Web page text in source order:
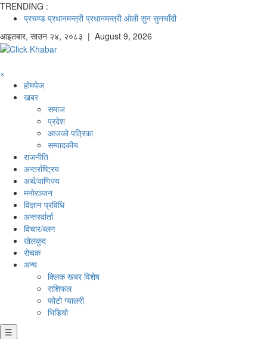
TRENDING :
प्रचण्ड प्रधानमन्त्री प्रधानमन्त्री ओली सुन सुनचाँदी
आइतबार, साउन २४, २०८३ | August 9, 2026
×
होमपेज
खबर
समाज
प्रदेश
आजको पत्रिका
सम्पादकीय
राजनीति
अन्तर्राष्ट्रिय
अर्थ/वाणिज्य
मनाेरञ्जन
विज्ञान प्रविधि
अन्तरर्वार्ता
विचार/ब्लग
खेलकुद
रोचक
अन्य
क्लिक खबर विशेष
राशिफल
फोटो ग्यालरी
भिडियो
☰